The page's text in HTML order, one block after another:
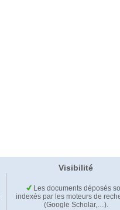
Visibilité
Les documents déposés
indexés par les moteurs de
(Google Scholar,…).